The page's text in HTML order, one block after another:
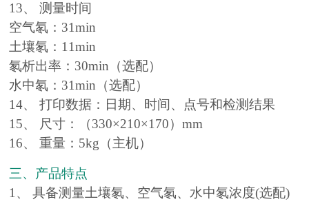
13、 测量时间
空气氡：31min
土壤氡：11min
氡析出率：30min（选配）
水中氡：31min（选配）
14、 打印数据：日期、时间、点号和检测结果
15、 尺寸：（330×210×170）mm
16、 重量：5kg（主机）
三、产品特点
1、 具备测量土壤氡、空气氡、水中氡浓度(选配)